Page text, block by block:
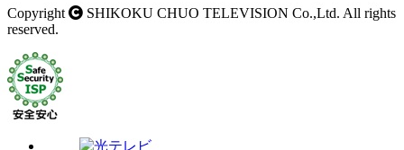
Copyright
SHIKOKU CHUO TELEVISION Co.,Ltd. All rights
reserved.